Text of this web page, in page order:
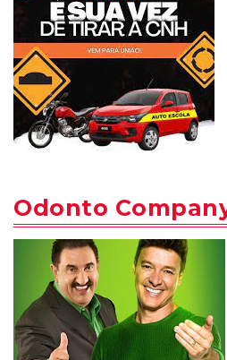
Odonto